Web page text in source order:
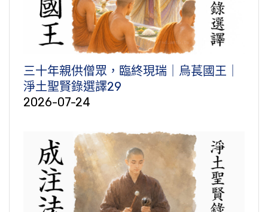
三十年親供僧眾，臨終現瑞｜烏萇國王｜
淨土聖賢錄選譯29
2026-07-24